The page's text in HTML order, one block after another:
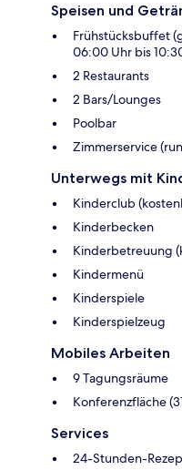
Speisen und
Frühstücksbuffet
06:00 Uhr bis
2 Restaurants
2 Bars/Lounges
Poolbar
Zimmerservice
Unterwegs mit
Kinderclub
Kinderbecken
Kinderbetreuung
Kindermenü
Kinderspiele
Kinderspielzeug
Mobiles Arbeiten
9 Tagungsräume
Konferenzfläche
Services
24-Stunden-